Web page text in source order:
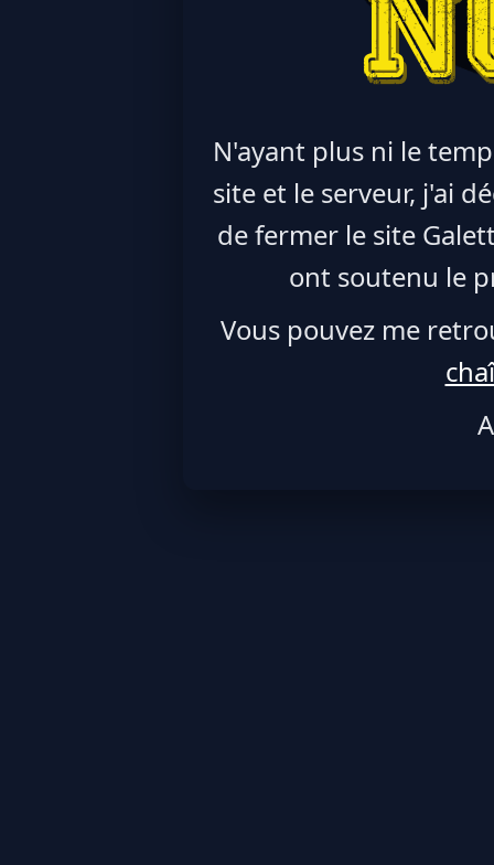
N'ayant plus ni le
site et le serveur, j'ai
de fermer le site
ont soutenu le
Vous pouvez me